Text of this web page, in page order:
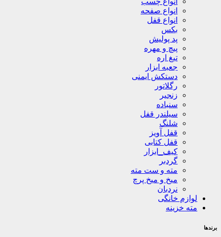
انواع صفحه
انواع قفل
بکس
پد پولیش
پیچ و مهره
تیغ اره
جعبه ابزار
دستکش ایمنی
رگلاتور
زنجیر
سنباده
سیلندر قفل
شلنگ
قفل آویز
قفل کتابی
کیف_ابزار
گردبر
مته و ست مته
میخ و میخ پرچ
نردبان
لوازم خانگی
مته خزینه
برندها